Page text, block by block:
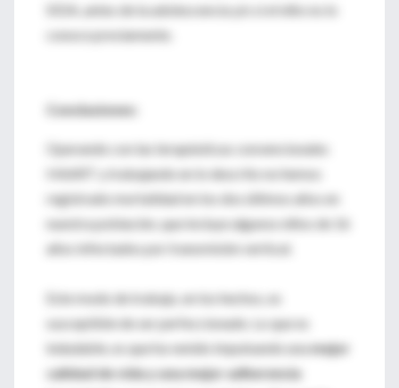
SIDA, antes de la adolescencia y/o si el niño no lo
conoce previamente.
Conclusiones:
Operando con las terapéuticas convencionales
HAART y trabajando en lo descrito no hemos
registrado mortalidad en los dos últimos años en
nuestra población, que incluye algunos niños de 16
años infectados por transmisión vertical.
Este modo de trabajo, en los hechos, es
susceptible de ser perfeccionado. Lo que es
indudable, es que ha venido impulsando unamejor
calidad de vida y una mejor adherencia